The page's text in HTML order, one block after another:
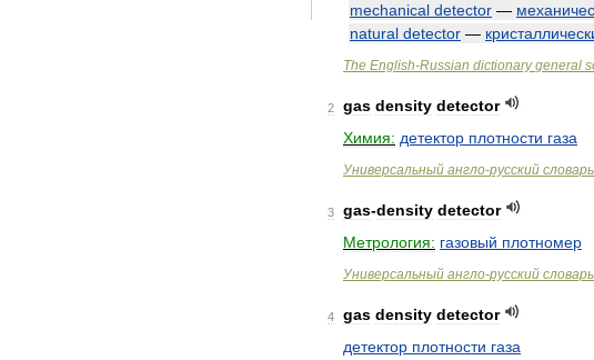
mechanical detector —
natural detector —
The English-Russian dictionary general
2 gas density detector
Химия: детектор плотности газа
Универсальный англо-русский словарь
3 gas-density detector
Метрология: газовый плотномер
Универсальный англо-русский словарь
4 gas density detector
детектор плотности газа